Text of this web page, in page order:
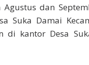
dan
Suka Damai
di kantor Desa